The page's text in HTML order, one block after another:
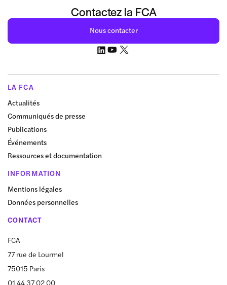
Contactez la FCA
Nous contacter
LA FCA
Actualités
Communiqués de presse
Publications
Événements
Ressources et documentation
INFORMATION
Mentions légales
Données personnelles
CONTACT
FCA
77 rue de Lourmel
75015 Paris
01 44 37 02 00